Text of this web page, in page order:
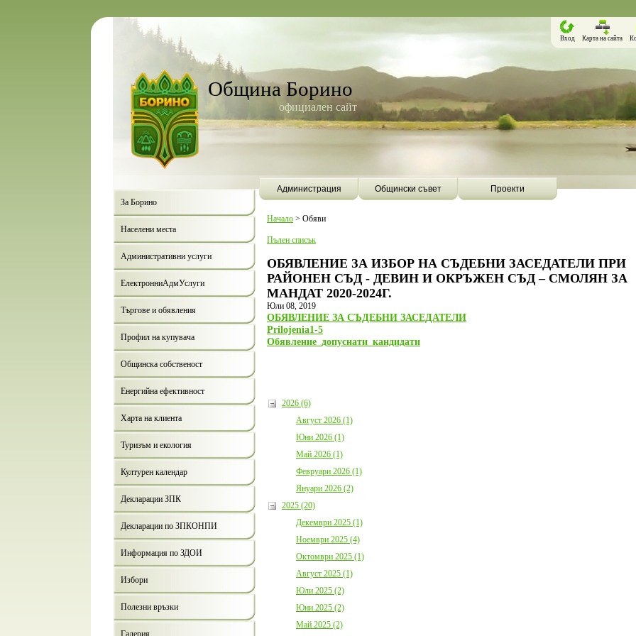
Община Борино
официален сайт
Вход Карта на сайта
Администрация Общински съвет
Проекти
За Борино
Населени места
Административни услуги
ЕлектронниАдмУслуги
Търгове и обявления
Профил на купувача
Общинска собственост
Енергийна ефективност
Харта на клиента
Туризъм и екология
Културен календар
Декларации ЗПК
Декларации по ЗПКОНПИ
Информация по ЗДОИ
Избори
Полезни връзки
Галерия
Начало > Обяви
Пълен списък
ОБЯВЛЕНИЕ ЗА ИЗБОР НА СЪДЕБНИ ЗАСЕДАТЕЛИ ПРИ
РАЙОНЕН СЪД - ДЕВИН И ОКРЪЖЕН СЪД – СМОЛЯН ЗА
МАНДАТ 2020-2024Г.
Юли 08, 2019
ОБЯВЛЕНИЕ ЗА СЪДЕБНИ ЗАСЕДАТЕЛИ
Prilojenia1-5
Обявление_допуснати_кандидати
2026 (6)
Август 2026 (1)
Юни 2026 (1)
Май 2026 (1)
Февруари 2026 (1)
Януари 2026 (2)
2025 (20)
Декември 2025 (1)
Ноември 2025 (4)
Октомври 2025 (1)
Август 2025 (1)
Юли 2025 (2)
Юни 2025 (2)
Май 2025 (2)
Борино ще бъде първата община в
България с план за мирно